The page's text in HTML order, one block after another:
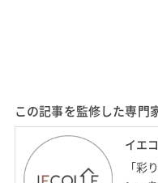
この記事を監修した専門
イエ
「彩